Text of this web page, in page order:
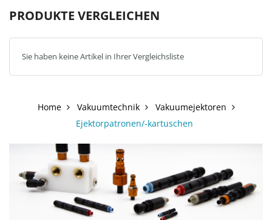
PRODUKTE VERGLEICHEN
Sie haben keine Artikel in Ihrer Vergleichsliste
Home Vakuumtechnik
Vakuumejektoren
Ejektorpatronen/-kartuschen